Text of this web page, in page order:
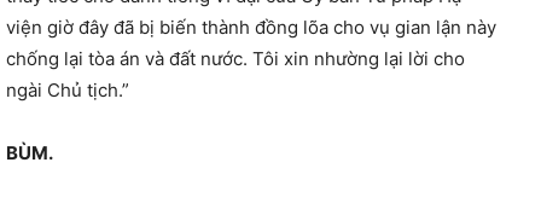
viện giờ đây đã bị biến thành đồng lõa cho vụ gian lận này
chống lại tòa án và đất nước. Tôi xin nhường lại lời cho
ngài Chủ tịch.”
BÙM.